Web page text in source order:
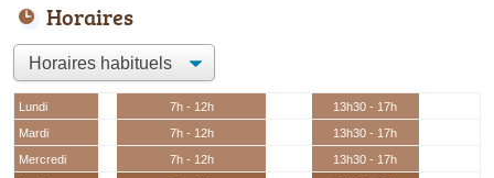
Horaires
Lundi 7h - 12h
13h30 - 17h
Mardi
7h - 12h
13h30 - 17h
Mercredi
7h - 12h
13h30 - 17h